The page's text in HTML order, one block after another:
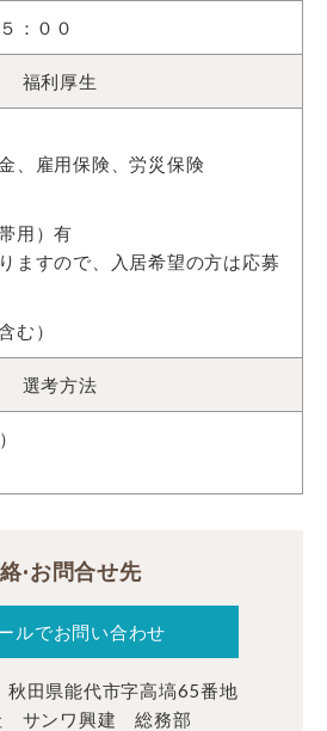
：００
福利厚生
、雇用保険、労災保険
用）有
ますので、入居希望の方は応募
む）
選考方法
·お問合せ先
ルでお問い合わせ
田県能代市字高塙65番地
サンワ興建 総務部